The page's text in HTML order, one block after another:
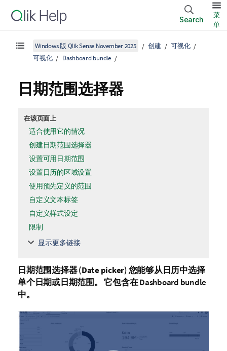
Search
菜
单
Windows 版 Qlik Sense November 2025 创建
可视化
可视化
Dashboard bundle
日期范围选择器
在该页面上
适合使用它的情况
创建日期范围选择器
设置可用日期范围
设置日历的区域设置
使用预先定义的范围
自定义文本标签
自定义样式设定
限制
显示更多链接
日期范围选择器 (Date picker) 您能够从日历中选择
单个日期或日期范围。 它包含在Dashboard bundle
中。